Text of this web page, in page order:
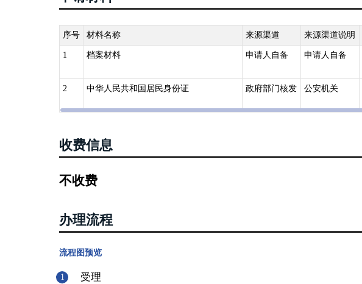
序号 材料名称 来源渠道 来源渠道说明
1 档案材料 申请人自备 申请人自备
2 中华人民共和国居民身份证 政府部门核发 公安机关
收费信息
不收费
办理流程
流程图预览
1 受理